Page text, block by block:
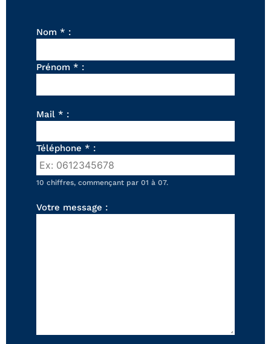
Tous les produits
Nom * :
Prénom * :
Mail * :
Téléphone * :
10 chiffres, commençant par 01 à 07.
Votre message :